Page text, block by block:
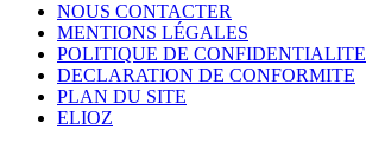
NOUS CONTACTER
MENTIONS LÉGALES
POLITIQUE DE CONFIDENTIALITE
DECLARATION DE CONFORMITE
PLAN DU SITE
ELIOZ